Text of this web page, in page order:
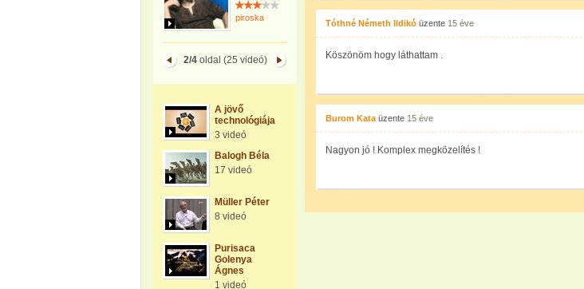
piroska
2/4oldal (25 videó)
A jövő
technológiája
3 videó
Balogh Béla
17 videó
Müller Péter
8 videó
Purisaca
Golenya
Ágnes
1 videó
Tóthné Németh Ildikó üzente 15 éve
Köszönöm hogy láthattam .
Burom Kata üzente 15 éve
Nagyon jó ! Komplex megközelítés !